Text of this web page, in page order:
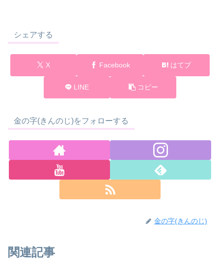
シェアする
X Facebook はてブ
LINE コピー
金の字(きんのじ)をフォローする
金の字(きんのじ)
関連記事